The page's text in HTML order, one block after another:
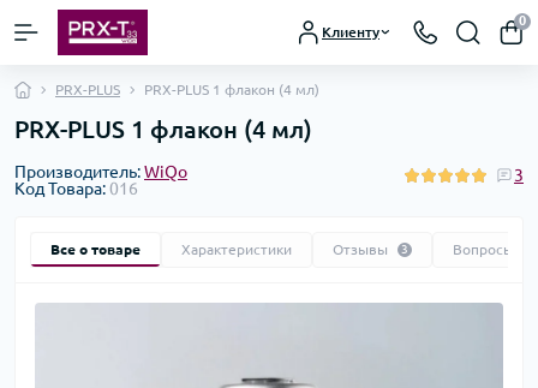
Клиенту
0
PRX-PLUS PRX-PLUS 1 флакон (4 мл)
PRX-PLUS 1 флакон (4 мл)
Производитель:WiQo
Код Товара:016
3
Все о товаре Характеристики Отзывы 3 Вопросы